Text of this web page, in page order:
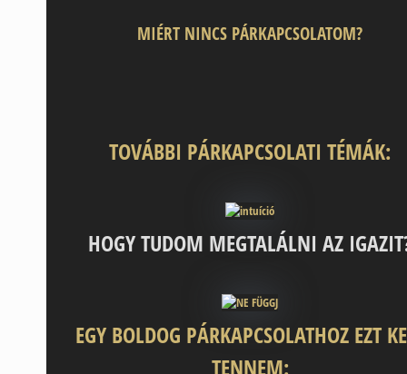
MIÉRT NINCS PÁRKAPCSOLATOM?
TOVÁBBI PÁRKAPCSOLATI TÉMÁK:
HOGY TUDOM MEGTALÁLNI AZ
EGY BOLDOG PÁRKAPCSOLATHOZ EZT
TENNEM: